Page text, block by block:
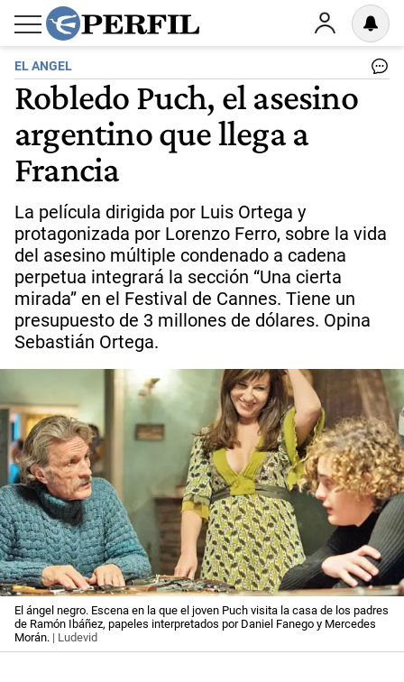
EL ANGEL
Robledo Puch, el asesino
argentino que llega a
Francia
La película dirigida por Luis Ortega y
protagonizada por Lorenzo Ferro, sobre la vida
del asesino múltiple condenado a cadena
perpetua integrará la sección “Una cierta
mirada” en el Festival de Cannes. Tiene un
presupuesto de 3 millones de dólares. Opina
Sebastián Ortega.
El ángel negro. Escena en la que el joven Puch visita la casa de los padres
de Ramón Ibáñez, papeles interpretados por Daniel Fanego y Mercedes
Morán. | Ludevid